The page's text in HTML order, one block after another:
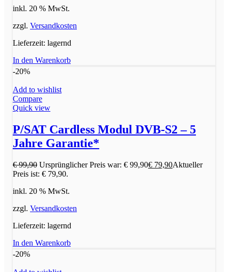
inkl. 20 % MwSt.
zzgl. Versandkosten
Lieferzeit: lagernd
In den Warenkorb
-20%
Add to wishlist
Compare
Quick view
P/SAT Cardless Modul DVB-S2 – 5
Jahre Garantie*
€99,90 Ursprünglicher Preis war: € 99,90€ 79,90Aktueller
Preis ist: € 79,90.
inkl. 20 % MwSt.
zzgl. Versandkosten
Lieferzeit: lagernd
In den Warenkorb
-20%